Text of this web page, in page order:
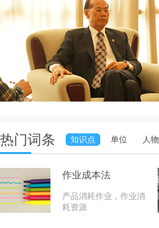
热门词条 知识点 单位 人物
作业成本法
产品消耗作业，作业消
耗资源